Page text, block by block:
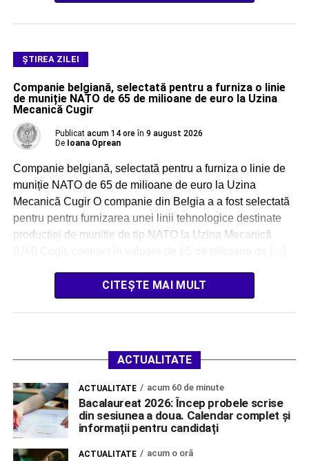
ŞTIREA ZILEI
Companie belgiană, selectată pentru a furniza o linie
de muniție NATO de 65 de milioane de euro la Uzina
Mecanică Cugir
Publicat acum 14 ore în 9 august 2026
De Ioana Oprean
Companie belgiană, selectată pentru a furniza o linie de
muniție NATO de 65 de milioane de euro la Uzina
Mecanică Cugir O companie din Belgia a a fost selectată
pentru pentru furnizarea unei linii tehnologice destinate
producției de muniție de tip NATO la Uzina Mecanică
CITEȘTE MAI MULT
ACTUALITATE
ACTUALITATE acum 60 de minute
Bacalaureat 2026: Încep probele scrise
din sesiunea a doua. Calendar complet și
informații pentru candidați
ACTUALITATE acum o oră